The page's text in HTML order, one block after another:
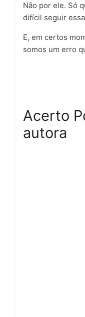
Não por ele. Só
difícil seguir
E, em certos
somos um erro
Acerto
autora